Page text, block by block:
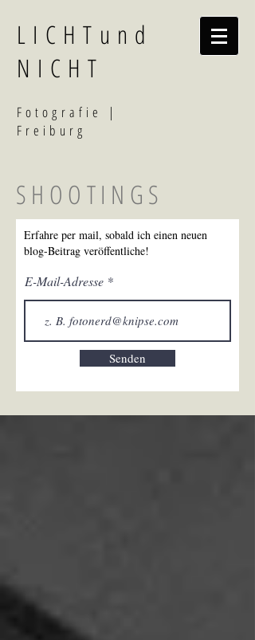
LICHTund
NICHT
Fotografi e |
Freiburg
SHOOTINGS
Erfahre per mail, sobald ich einen neuen
blog-Beitrag veröffentliche!
E-Mail-Adresse
Senden